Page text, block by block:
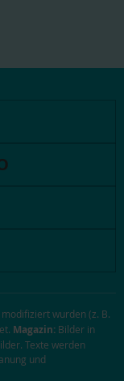
wurden (z. B.
Magazin: Bilder in
Texte werden
und